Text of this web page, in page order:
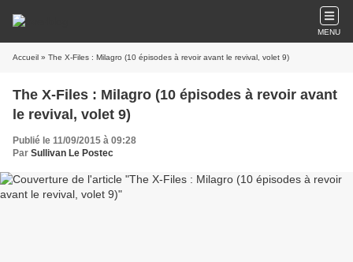
MENU
Accueil » The X-Files : Milagro (10 épisodes à revoir avant le revival, volet 9)
The X-Files : Milagro (10 épisodes à revoir avant
le revival, volet 9)
Publié le 11/09/2015 à 09:28
Par Sullivan Le Postec